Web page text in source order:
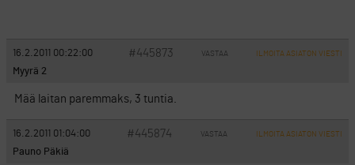
16.2.2011 00:22:00 #445873 VASTAA ILMOITA ASIATON VIESTI
Myyrä 2
Mää laitan paremmaks, 3 tuntia.
16.2.2011 01:04:00 #445874 VASTAA ILMOITA ASIATON VIESTI
Pauno Päkiä